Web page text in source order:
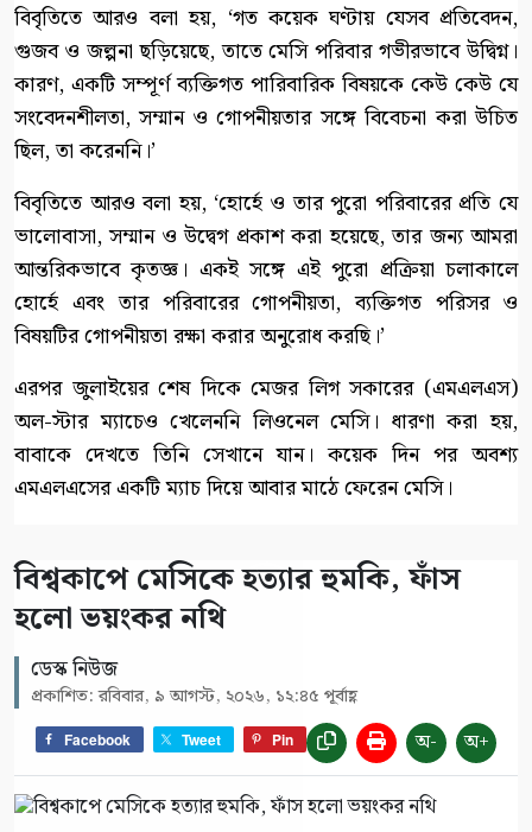
বিবৃতিতে আরও বলা হয়, ‘গত কয়েক ঘণ্টায় যেসব প্রতিবেদন,
গুজব ও জল্পনা ছড়িয়েছে, তাতে মেসি পরিবার গভীরভাবে উদ্বিগ্ন।
কারণ, একটি সম্পূর্ণ ব্যক্তিগত পারিবারিক বিষয়কে কেউ কেউ যে
সংবেদনশীলতা, সম্মান ও গোপনীয়তার সঙ্গে বিবেচনা করা উচিত
ছিল, তা করেননি।’
বিবৃতিতে আরও বলা হয়, ‘হোর্হে ও তার পুরো পরিবারের প্রতি যে
ভালোবাসা, সম্মান ও উদ্বেগ প্রকাশ করা হয়েছে, তার জন্য আমরা
আন্তরিকভাবে কৃতজ্ঞ। একই সঙ্গে এই পুরো প্রক্রিয়া চলাকালে
হোর্হে এবং তার পরিবারের গোপনীয়তা, ব্যক্তিগত পরিসর ও
বিষয়টির গোপনীয়তা রক্ষা করার অনুরোধ করছি।’
এরপর জুলাইয়ের শেষ দিকে মেজর লিগ সকারের (এমএলএস)
অল-স্টার ম্যাচেও খেলেননি লিওনেল মেসি। ধারণা করা হয়,
বাবাকে দেখতে তিনি সেখানে যান। কয়েক দিন পর অবশ্য
এমএলএসের একটি ম্যাচ দিয়ে আবার মাঠে ফেরেন মেসি।
বিশ্বকাপে মেসিকে হত্যার হুমকি, ফাঁস
হলো ভয়ংকর নথি
ডেস্ক নিউজ
প্রকাশিত: রবিবার, ৯ আগস্ট, ২০২৬, ১২:৪৫ পূর্বাহ্ণ
Facebook Tweet Pin অ- অ+